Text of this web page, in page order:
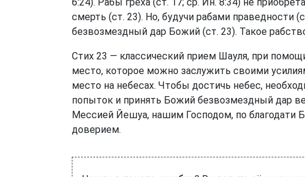
смерть (ст. 23). Но, будучи рабами праведности
безвозмездный дар Божий (ст. 23). Такое
Стих 23 — классический прием Шауля, при
место, которое можно заслужить своими
место на небесах. Чтобы достичь небес,
попыток и принять Божий безвозмездный дар
Мессией Йешуа, нашим Господом, по благодати
доверием.